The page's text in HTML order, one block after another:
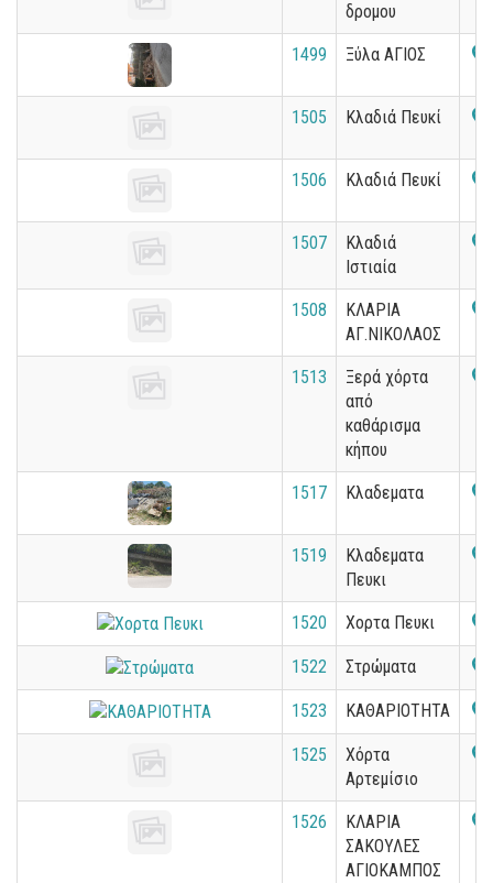
δρομου
1499 Ξύλα ΑΓΙΟΣ
1505 Κλαδιά Πευκί
1506 Κλαδιά Πευκί
1507
Κλαδιά
Ιστιαία
1508
ΚΛΑΡΙΑ
ΑΓ.ΝΙΚΟΛΑΟΣ
1513
Ξερά χόρτα
από
καθάρισμα
κήπου
1517 Κλαδεματα
1519
Κλαδεματα
Πευκι
1520 Χορτα Πευκι
1522 Στρώματα
1523 ΚΑΘΑΡΙΟΤΗΤΑ
1525
Χόρτα
Αρτεμίσιο
1526
ΚΛΑΡΙΑ
ΣΑΚΟΥΛΕΣ
ΑΓΙΟΚΑΜΠΟΣ